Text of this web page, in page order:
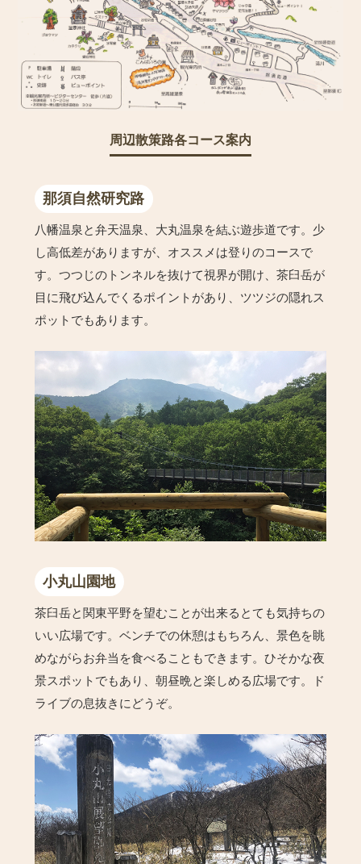
周辺散策路各コース案内
那須自然研究路
八幡温泉と弁天温泉、大丸温泉を結ぶ遊歩道です。少
し高低差がありますが、オススメは登りのコースで
す。つつじのトンネルを抜けて視界が開け、茶臼岳が
目に飛び込んでくるポイントがあり、ツツジの隠れス
ポットでもあります。
小丸山園地
茶臼岳と関東平野を望むことが出来るとても気持ちの
いい広場です。ベンチでの休憩はもちろん、景色を眺
めながらお弁当を食べることもできます。ひそかな夜
景スポットでもあり、朝昼晩と楽しめる広場です。ド
ライブの息抜きにどうぞ。